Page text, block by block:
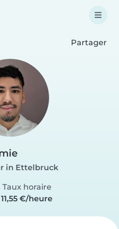
Partager
in Ettelbruck
Taux horaire
11,55 €/heure